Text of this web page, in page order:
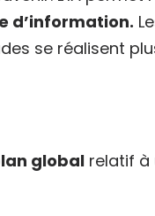
d’information.
se réalisent
global relatif à